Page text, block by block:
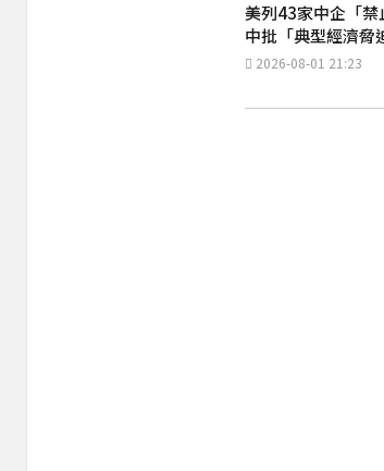
美列43家中企「禁
中批「典型經濟脅
2026-08-01 21:23